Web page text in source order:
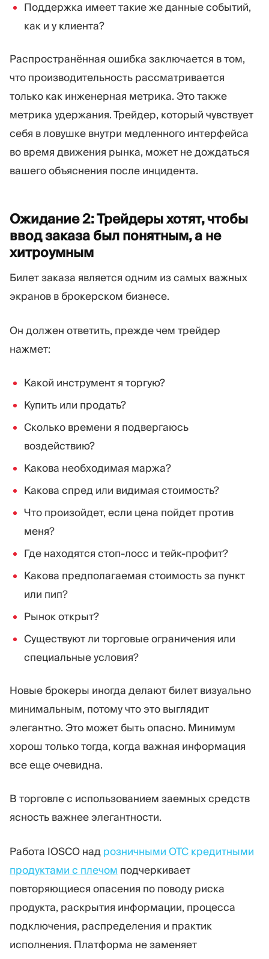
Поддержка имеет такие же данные событий,
как и у клиента?
Распространённая ошибка заключается в том,
что производительность рассматривается
только как инженерная метрика. Это также
метрика удержания. Трейдер, который чувствует
себя в ловушке внутри медленного интерфейса
во время движения рынка, может не дождаться
вашего объяснения после инцидента.
Ожидание 2: Трейдеры хотят, чтобы
ввод заказа был понятным, а не
хитроумным
Билет заказа является одним из самых важных
экранов в брокерском бизнесе.
Он должен ответить, прежде чем трейдер
нажмет:
Какой инструмент я торгую?
Купить или продать?
Сколько времени я подвергаюсь
воздействию?
Какова необходимая маржа?
Какова спред или видимая стоимость?
Что произойдет, если цена пойдет против
меня?
Где находятся стоп-лосс и тейк-профит?
Какова предполагаемая стоимость за пункт
или пип?
Рынок открыт?
Существуют ли торговые ограничения или
специальные условия?
Новые брокеры иногда делают билет визуально
минимальным, потому что это выглядит
элегантно. Это может быть опасно. Минимум
хорош только тогда, когда важная информация
все еще очевидна.
В торговле с использованием заемных средств
ясность важнее элегантности.
Работа IOSCO над розничными OTC кредитными
продуктами с плечом подчеркивает
повторяющиеся опасения по поводу риска
продукта, раскрытия информации, процесса
подключения, распределения и практик
исполнения. Платформа не заменяет